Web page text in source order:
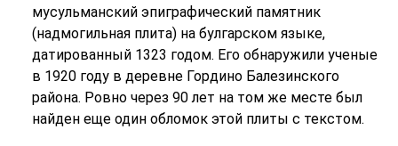
мусульманский эпиграфический памятник
(надмогильная плита) на булгарском языке,
датированный 1323 годом. Его обнаружили ученые
в 1920 году в деревне Гордино Балезинского
района. Ровно через 90 лет на том же месте был
найден еще один обломок этой плиты с текстом.